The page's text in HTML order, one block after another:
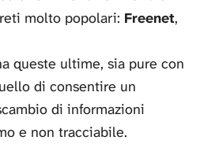
molto popolari: Freenet,
queste ultime, sia pure con
di consentire un
di informazioni
e non tracciabile.